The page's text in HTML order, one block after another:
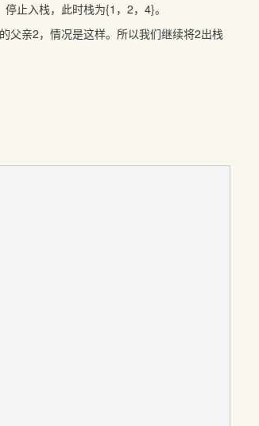
入栈，此时栈为{1，2，4}。
亲2，情况是这样。所以我们继续将2出栈